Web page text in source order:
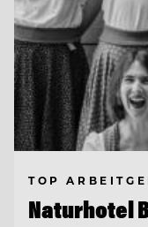
TOP
Naturhotel